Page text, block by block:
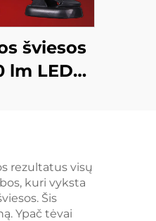
šviesos
lm LED
lempa
rezultatus visų
kuri vyksta
Šis
Ypač tėvai